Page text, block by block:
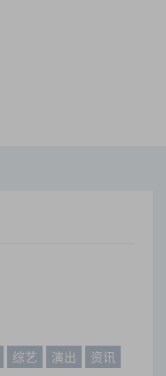
综艺 演出 资讯